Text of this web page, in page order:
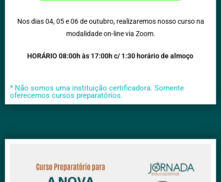
Nos dias 04, 05 e 06 de outubro, realizaremos nosso curso na
modalidade on-line via Zoom.
HORÁRIO 08:00h às 17:00h c/ 1:30 horário de almoço
* Não somos uma instituição certificadora. Somente
oferecemos cursos preparatórios.